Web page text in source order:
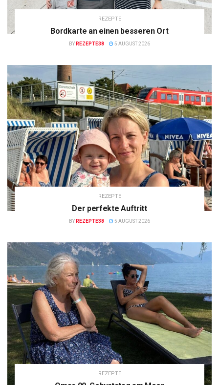
REZEPTE
Bordkarte an einen besseren Ort
BY REZEPTE38 5 AUGUST 2026
REZEPTE
Der perfekte Auftritt
BY REZEPTE38 5 AUGUST 2026
REZEPTE